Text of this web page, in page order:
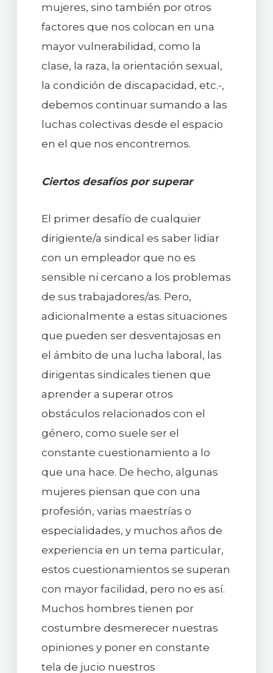
mujeres, sino también por otros
factores que nos colocan en una
mayor vulnerabilidad, como la
clase, la raza, la orientación sexual,
la condición de discapacidad, etc.-,
debemos continuar sumando a las
luchas colectivas desde el espacio
en el que nos encontremos.
Ciertos desafíos por superar
El primer desafío de cualquier
dirigiente/a sindical es saber lidiar
con un empleador que no es
sensible ni cercano a los problemas
de sus trabajadores/as. Pero,
adicionalmente a estas situaciones
que pueden ser desventajosas en
el ámbito de una lucha laboral, las
dirigentas sindicales tienen que
aprender a superar otros
obstáculos relacionados con el
género, como suele ser el
constante cuestionamiento a lo
que una hace. De hecho, algunas
mujeres piensan que con una
profesión, varias maestrías o
especialidades, y muchos años de
experiencia en un tema particular,
estos cuestionamientos se superan
con mayor facilidad, pero no es así.
Muchos hombres tienen por
costumbre desmerecer nuestras
opiniones y poner en constante
tela de jucio nuestros